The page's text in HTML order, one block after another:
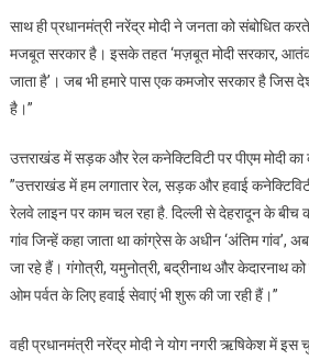
साथ ही प्रधानमंत्री नरेंद्र मोदी ने जनता को संबोधित
मजबूत सरकार है। इसके तहत ‘मज़बूत मोदी सरकार,
जाता है’। जब भी हमारे पास एक कमजोर सरकार है जिस
है।”
उत्तराखंड में सड़क और रेल कनेक्टिविटी पर पीएम मोदी
”उत्तराखंड में हम लगातार रेल, सड़क और हवाई
रेलवे लाइन पर काम चल रहा है. दिल्ली से देहरादून के बीच की
गांव जिन्हें कहा जाता था कांग्रेस के अधीन ‘अंतिम गांव’,
जा रहे हैं। गंगोत्री, यमुनोत्री, बद्रीनाथ और केदारनाथ
ओम पर्वत के लिए हवाई सेवाएं भी शुरू की जा रही हैं।”
वही प्रधानमंत्री नरेंद्र मोदी ने योग नगरी ऋषिकेश में इस